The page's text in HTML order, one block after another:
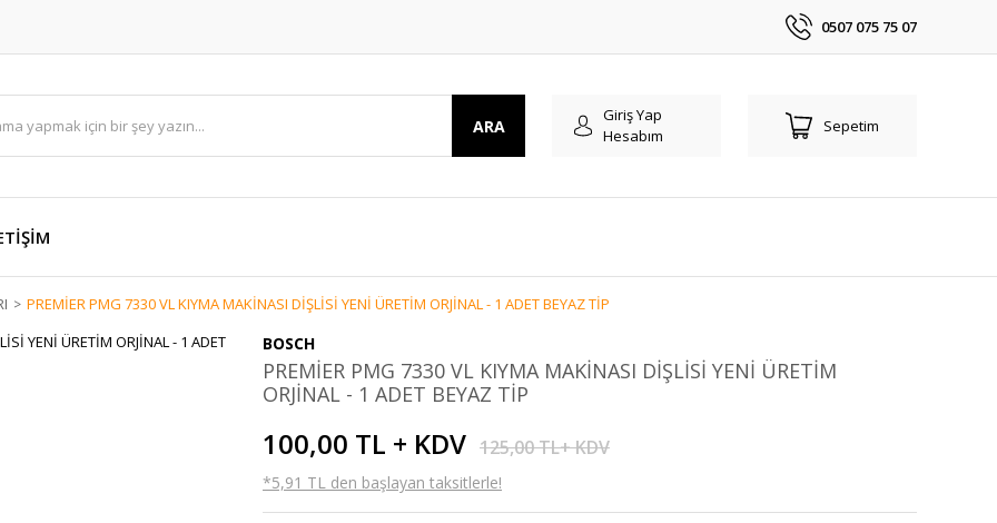
0507 075 75 07
ARA
Giriş Yap
Hesabım
Sepetim
PREMİER PMG 7330 VL KIYMA MAKİNASI DİŞLİSİ YENİ ÜRETİM ORJİNAL - 1 ADET BEYAZ TİP
BOSCH
PREMİER PMG 7330 VL KIYMA MAKİNASI DİŞLİSİ YENİ ÜRETİM
ORJİNAL - 1 ADET BEYAZ TİP
100,00 TL + KDV 125,00 TL+ KDV
*5,91 TL den başlayan taksitlerle!